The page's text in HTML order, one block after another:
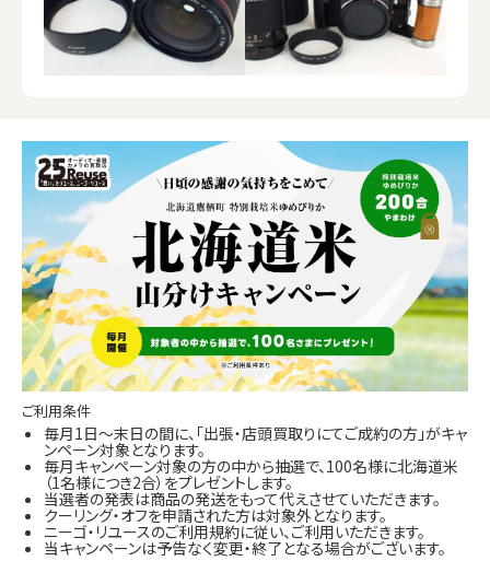
ご利用条件
毎月1日～末日の間に、「出張・店頭買取りにてご成約の方」がキャ
ンペーン対象となります。
毎月キャンペーン対象の方の中から抽選で、100名様に北海道米
（1名様につき2合）をプレゼントします。
当選者の発表は商品の発送をもって代えさせていただきます。
クーリング・オフを申請された方は対象外となります。
ニーゴ・リユースのご利用規約に従い、ご利用いただきます。
当キャンペーンは予告なく変更・終了となる場合がございます。